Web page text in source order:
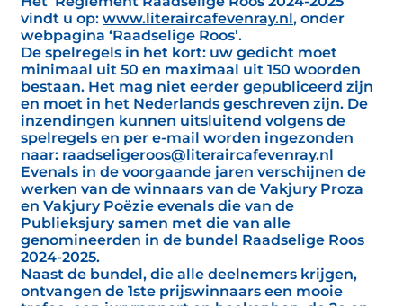
vindt u op: www.literaircafevenray.nl, onder
webpagina ‘Raadselige Roos’.
De spelregels in het kort: uw gedicht moet
minimaal uit 50 en maximaal uit 150 woorden
bestaan. Het mag niet eerder gepubliceerd zijn
en moet in het Nederlands geschreven zijn. De
inzendingen kunnen uitsluitend volgens de
spelregels en per e-mail worden ingezonden
naar: raadseligeroos@literaircafevenray.nl
Evenals in de voorgaande jaren verschijnen de
werken van de winnaars van de Vakjury Proza
en Vakjury Poëzie evenals die van de
Publieksjury samen met die van alle
genomineerden in de bundel Raadselige Roos
2024-2025.
Naast de bundel, die alle deelnemers krijgen,
ontvangen de 1ste prijswinnaars een mooie